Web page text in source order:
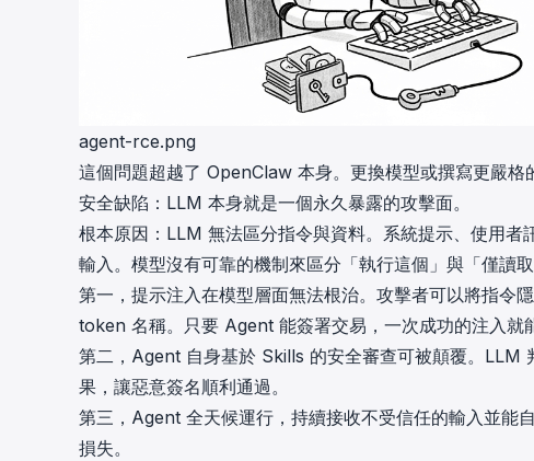
agent-rce.png
這個問題超越了 OpenClaw 本身。更換模型或撰寫更嚴
安全缺陷：LLM 本身就是一個永久暴露的攻擊面。
根本原因：LLM 無法區分指令與資料。系統提示、使用
輸入。模型沒有可靠的機制來區分「執行這個」與「僅讀
第一，提示注入在模型層面無法根治。攻擊者可以將指令
token 名稱。只要 Agent 能簽署交易，一次成功的注入就
第二，Agent 自身基於 Skills 的安全審查可被顛覆。LLM
果，讓惡意簽名順利通過。
第三，Agent 全天候運行，持續接收不受信任的輸入並能
損失。